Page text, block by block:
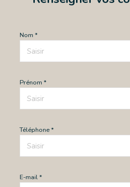
Nom *
Prénom *
Téléphone *
E-mail *